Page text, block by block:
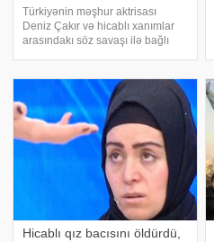
Türkiyənin məşhur aktrisası
Deniz Çakır və hicablı xanımlar
arasındakı söz savaşı ilə bağlı
ki, aktrisanın alış-veriş
mərkəzlərinin birində yan
masada əyləşə
Hicablı qız bacısını öldürdü,